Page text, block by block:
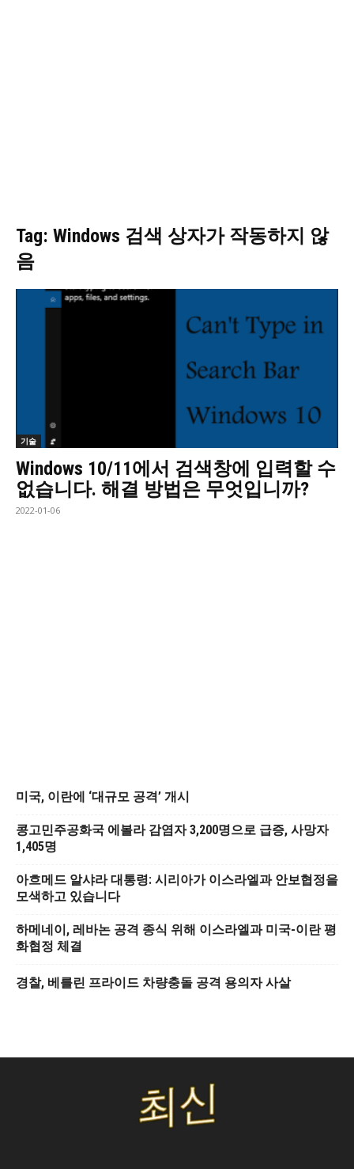
Tag: Windows 검색 상자가 작동하지 않
음
기술
Windows 10/11에서 검색창에 입력할 수
없습니다. 해결 방법은 무엇입니까?
2022-01-06
미국, 이란에 ‘대규모 공격’ 개시
콩고민주공화국 에볼라 감염자 3,200명으로 급증, 사망자
1,405명
아흐메드 알샤라 대통령: 시리아가 이스라엘과 안보협정을
모색하고 있습니다
하메네이, 레바논 공격 종식 위해 이스라엘과 미국-이란 평
화협정 체결
경찰, 베를린 프라이드 차량충돌 공격 용의자 사살